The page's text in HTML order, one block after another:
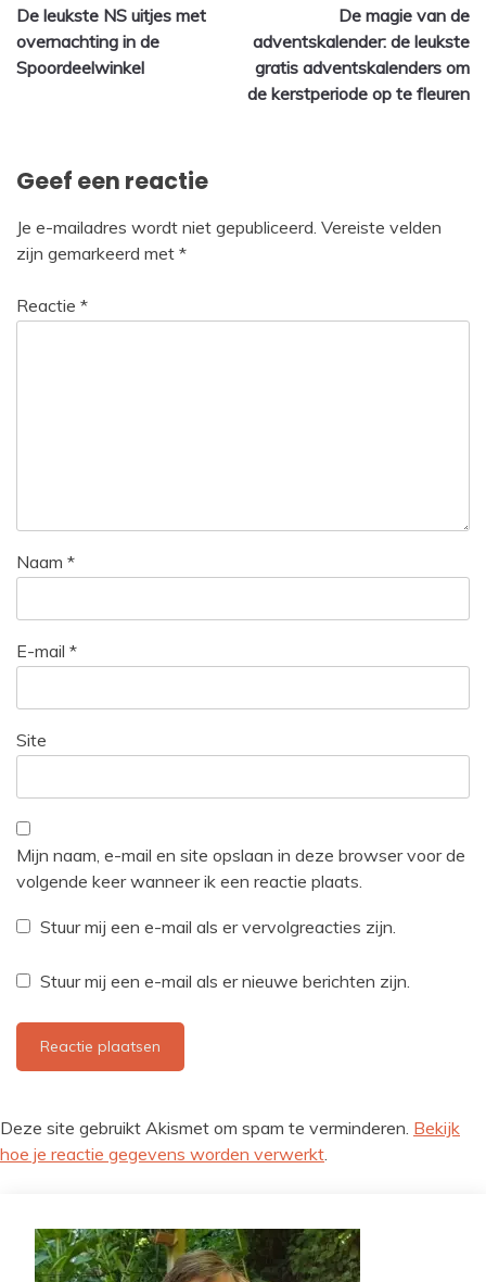
navigatie
De leukste NS uitjes met
overnachting in de
Spoordeelwinkel
De magie van de
adventskalender: de leukste
gratis adventskalenders om
de kerstperiode op te fleuren
Geef een reactie
Je e-mailadres wordt niet gepubliceerd. Vereiste velden
zijn gemarkeerd met *
Reactie *
Naam *
E-mail *
Site
Mijn naam, e-mail en site opslaan in deze browser voor de
volgende keer wanneer ik een reactie plaats.
Stuur mij een e-mail als er vervolgreacties zijn.
Stuur mij een e-mail als er nieuwe berichten zijn.
Deze site gebruikt Akismet om spam te verminderen. Bekijk
hoe je reactie gegevens worden verwerkt